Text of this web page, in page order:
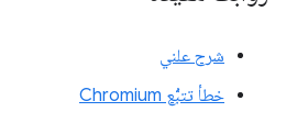
شرح علني
خطأ تتبُّع Chromium